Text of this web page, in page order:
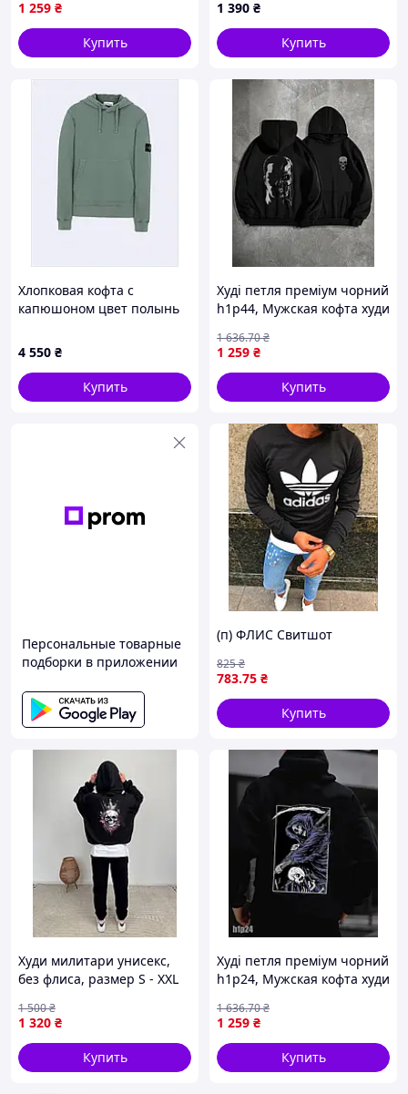
1 259 ₴
Купить
1 390 ₴
Купить
Хлопковая кофта с
капюшоном цвет полынь
4 550 ₴
Купить
Худі петля преміум чорний
h1p44, Мужская кофта худи
женская базовая
1 259 ₴
1 636.70₴
Купить
Персональные товарные
подборки в приложении
(п) ФЛИС Свитшот
783.75 ₴
825₴
Купить
Худи милитари унисекс,
без флиса, размер S - XXL
1 320 ₴
1 500₴
Купить
Худі петля преміум чорний
h1p24, Мужская кофта худи
женская базовая
1 259 ₴
1 636.70₴
Купить